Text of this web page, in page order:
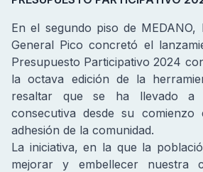
En el segundo piso de MEDANO,
General Pico concretó el
Presupuesto Participativo 2024
la octava edición de la
resaltar que se ha llevado a
consecutiva desde su
adhesión de la comunidad.
La iniciativa, en la que la
mejorar y embellecer nuestra